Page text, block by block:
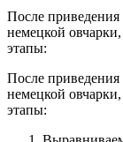
После приведения
немецкой
этапы:
После приведения
немецкой
этапы: